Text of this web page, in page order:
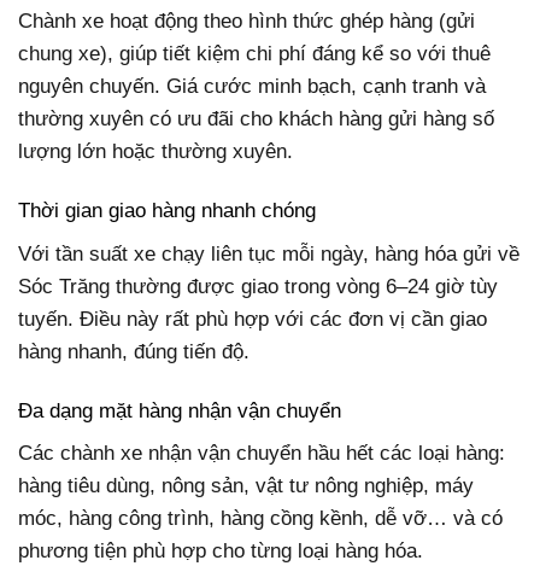
Chành xe hoạt động theo hình thức ghép hàng (gửi
chung xe), giúp tiết kiệm chi phí đáng kể so với thuê
nguyên chuyến. Giá cước minh bạch, cạnh tranh và
thường xuyên có ưu đãi cho khách hàng gửi hàng số
lượng lớn hoặc thường xuyên.
Thời gian giao hàng nhanh chóng
Với tần suất xe chạy liên tục mỗi ngày, hàng hóa gửi về
Sóc Trăng thường được giao trong vòng 6–24 giờ tùy
tuyến. Điều này rất phù hợp với các đơn vị cần giao
hàng nhanh, đúng tiến độ.
Đa dạng mặt hàng nhận vận chuyển
Các chành xe nhận vận chuyển hầu hết các loại hàng:
hàng tiêu dùng, nông sản, vật tư nông nghiệp, máy
móc, hàng công trình, hàng cồng kềnh, dễ vỡ… và có
phương tiện phù hợp cho từng loại hàng hóa.